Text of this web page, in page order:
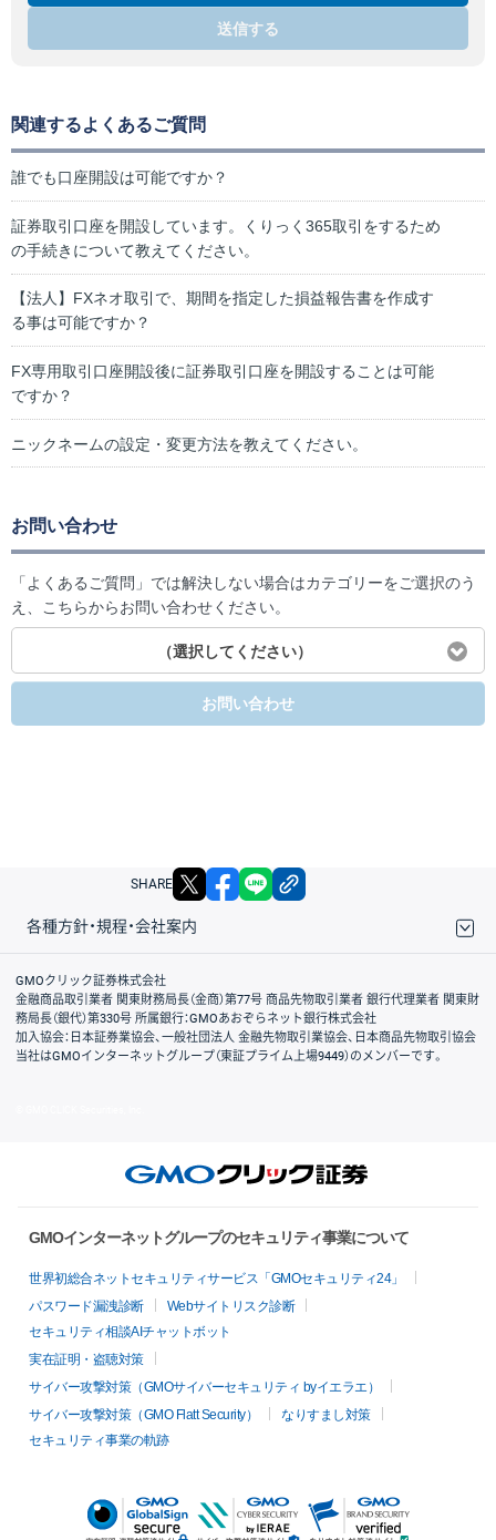
送信する
関連するよくあるご質問
誰でも口座開設は可能ですか？
証券取引口座を開設しています。くりっく365取引をするため
の手続きについて教えてください。
【法人】FXネオ取引で、期間を指定した損益報告書を作成す
る事は可能ですか？
FX専用取引口座開設後に証券取引口座を開設することは可能
ですか？
ニックネームの設定・変更方法を教えてください。
お問い合わせ
「よくあるご質問」では解決しない場合はカテゴリーをご選択のう
え、こちらからお問い合わせください。
（選択してください）
お問い合わせ
SHARE X facebook
各種方針・規程・会社案内
取引規程・約款
サイトマップ
その他のご案内
個人情報保護方針
最良執行方針
サイトのご利用について
ディスクレイマー
信託保全
リスク説明
会社案内
GMOクリック証券株式会社
金融商品取引業者 関東財務局長（金商）第77号 商品先物取引業者 銀行代理業者 関東財
務局長（銀代）第330号 所属銀行：GMOあおぞらネット銀行株式会社
加入協会：日本証券業協会、一般社団法人 金融先物取引業協会、日本商品先物取引協会
当社はGMOインターネットグループ（東証プライム上場9449）のメンバーです。
GMOインターネットグループのセキュリティ事業について
世界初総合ネットセキュリティサービス「GMOセキュリティ24」
パスワード漏洩診断
Webサイトリスク診断
セキュリティ相談AIチャットボット
実在証明・盗聴対策
サイバー攻撃対策（GMOサイバーセキュリティ byイエラエ）
サイバー攻撃対策（GMO Flatt Security）
なりすまし対策
セキュリティ事業の軌跡